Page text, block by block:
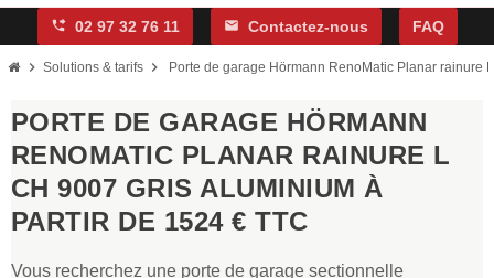
phone_forwarded 02 97 32 76 11 mail Contactez-nous FAQ
chevron_right Solutions & tarifs chevron_right Porte de garage Hörmann RenoMatic Planar rainure
PORTE DE GARAGE HÖRMANN
RENOMATIC PLANAR RAINURE L
CH 9007 GRIS ALUMINIUM À
PARTIR DE 1524 € TTC
Vous recherchez une porte de garage sectionnelle